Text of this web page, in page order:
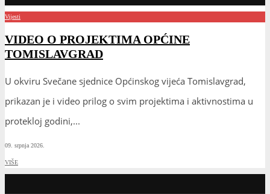
Vijesti
VIDEO O PROJEKTIMA OPĆINE
TOMISLAVGRAD
U okviru Svečane sjednice Općinskog vijeća Tomislavgrad,
prikazan je i video prilog o svim projektima i aktivnostima u
protekloj godini,...
09. srpnja 2026.
VIŠE